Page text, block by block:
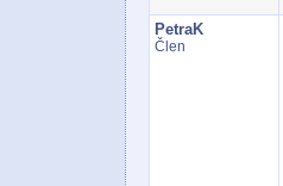
PetraK
Člen